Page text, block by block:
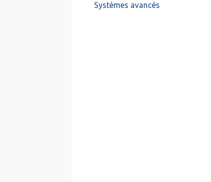
Systèmes avancés